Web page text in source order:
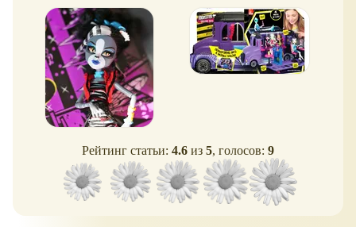
Рейтинг статьи: 4.6 из 5, голосов: 9